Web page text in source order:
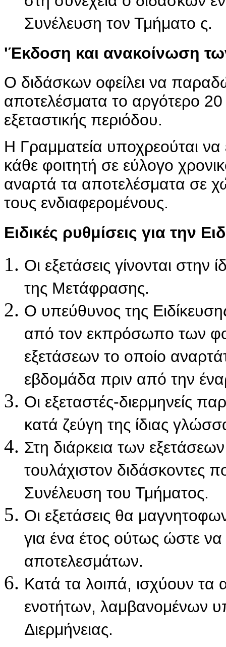
Συνέλευση τον Τμήματο ς.
'Έκδοση και ανακοίνωση
Ο διδάσκων οφείλει να
αποτελέσματα το αργότερο
εξεταστικής περιόδου.
Η Γραμματεία υποχρεούται
κάθε φοιτητή σε εύλογο
αναρτά τα αποτελέσματα σε
τους ενδιαφερομένους.
Ειδικές ρυθμίσεις για την
Οι εξετάσεις γίνονται στην
της Μετάφρασης.
Ο υπεύθυνος της
από τον εκπρόσωπο των
εξετάσεων το οποίο
εβδομάδα πριν από την
Οι εξεταστές-διερμηνείς
κατά ζεύγη της ίδιας
Στη διάρκεια των
τουλάχιστον διδάσκοντες
Συνέλευση του Τμήματος.
Οι εξετάσεις θα
για ένα έτος ούτως ώστε
αποτελεσμάτων.
Κατά τα λοιπά, ισχύουν τα
ενοτήτων, λαμβανομένων
Διερμήνειας.